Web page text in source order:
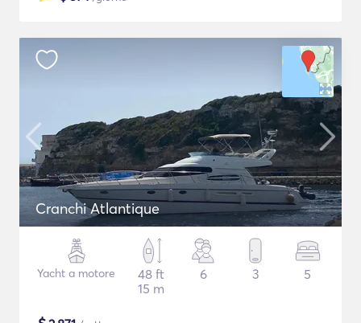
Cranchi Atlantique
Yacht a motore
48 ft
15 m
6 3 5